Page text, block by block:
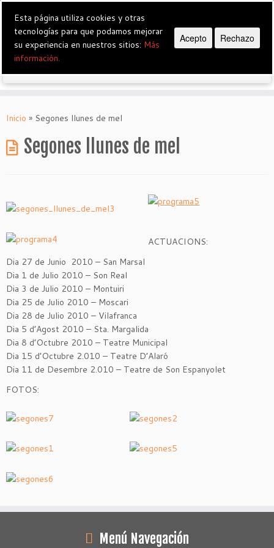
Grup de Teatre Vostè Perdoni
Inicio » Segones llunes de mel
Segones llunes de mel
ACTUACIONS:
Dia 27 de Junio 2010 – San Marsal
Dia 1 de Julio 2010 – Son Real
Dia 3 de Julio 2010 – Montuiri
Dia 25 de Julio 2010 – Moscari
Dia 28 de Julio 2010 – Vilafranca
Dia 5 d’Agost 2010 – Sta. Margalida
Dia 8 d’Octubre 2010 – Teatre Municipal
Dia 15 d’Octubre 2.010 – Teatre D’Alaró
Dia 11 de Desembre 2.010 – Teatre de Son Espanyolet
FOTOS:
Menú Navegación
Esta página utiliza cookies y otras
tecnologías para que podamos mejorar
su experiencia en nuestros sitios: Más
información.
Acepto Rechazo